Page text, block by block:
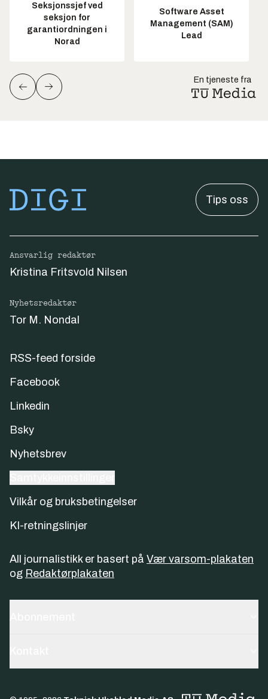
Seksjonssjef ved
seksjon for
garantiordningen i
Norad
Software Asset
Management (SAM)
Lead
En tjeneste fra
Tips oss
Ansvarlig redaktør
Kristina Fritsvold Nilsen
Nyhetsredaktør
Tor M. Nondal
RSS-feed forside
Facebook
Linkedin
Bsky
Nyhetsbrev
Vilkår og bruksbetingelser
KI-retningslinjer
All journalistikk er basert på Vær varsom-plakaten
og Redaktørplakaten